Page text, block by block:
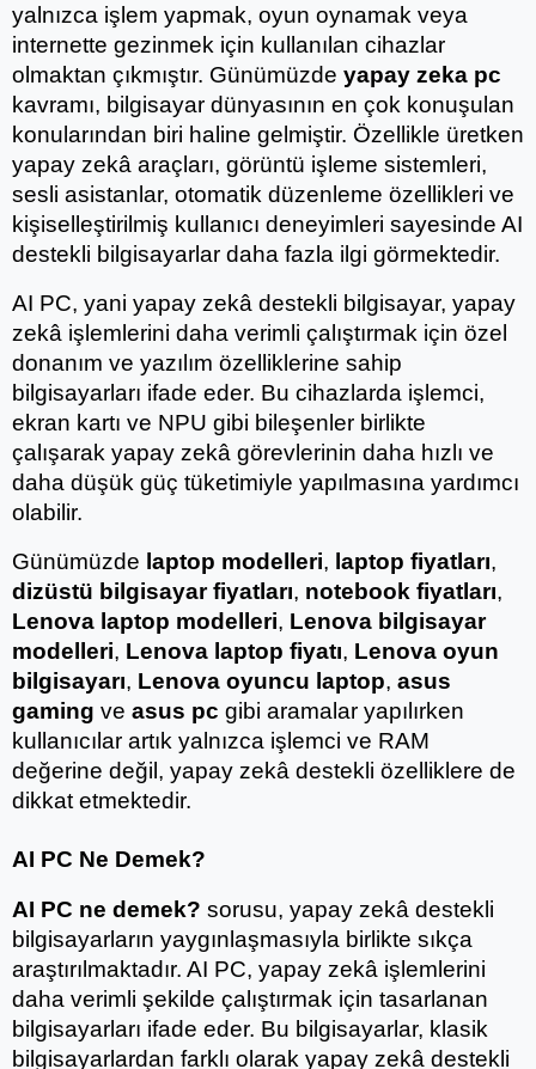
yalnızca işlem yapmak, oyun oynamak veya
internette gezinmek için kullanılan cihazlar
olmaktan çıkmıştır. Günümüzde yapay zeka pc
kavramı, bilgisayar dünyasının en çok konuşulan
konularından biri haline gelmiştir. Özellikle üretken
yapay zekâ araçları, görüntü işleme sistemleri,
sesli asistanlar, otomatik düzenleme özellikleri ve
kişiselleştirilmiş kullanıcı deneyimleri sayesinde AI
destekli bilgisayarlar daha fazla ilgi görmektedir.
AI PC, yani yapay zekâ destekli bilgisayar, yapay
zekâ işlemlerini daha verimli çalıştırmak için özel
donanım ve yazılım özelliklerine sahip
bilgisayarları ifade eder. Bu cihazlarda işlemci,
ekran kartı ve NPU gibi bileşenler birlikte
çalışarak yapay zekâ görevlerinin daha hızlı ve
daha düşük güç tüketimiyle yapılmasına yardımcı
olabilir.
Günümüzde laptop modelleri, laptop fiyatları
dizüstü bilgisayar fiyatları, notebook fiyatları
Lenova laptop modelleri, Lenova bilgisayar
modelleri, Lenova laptop fiyatı, Lenova oyun
bilgisayarı, Lenova oyuncu laptop, asus
gaming ve asus pc gibi aramalar yapılırken
kullanıcılar artık yalnızca işlemci ve RAM
değerine değil, yapay zekâ destekli özelliklere de
dikkat etmektedir.
AI PC Ne Demek?
AI PC ne demek? sorusu, yapay zekâ destekli
bilgisayarların yaygınlaşmasıyla birlikte sıkça
araştırılmaktadır. AI PC, yapay zekâ işlemlerini
daha verimli şekilde çalıştırmak için tasarlanan
bilgisayarları ifade eder. Bu bilgisayarlar, klasik
bilgisayarlardan farklı olarak yapay zekâ destekli